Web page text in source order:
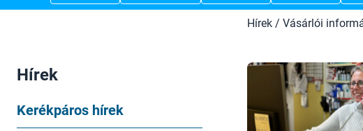
Hírek / Vásárlói
Hírek
Kerékpáros hírek